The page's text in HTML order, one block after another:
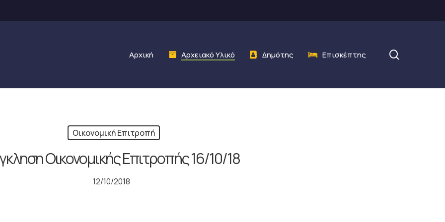
Αρχική Αρχειακό Υλικό Δημότης Επισκέπτης
Οικονομική Επιτροπή
Οικονομικής Επιτροπής 16/10/18
12/10/2018